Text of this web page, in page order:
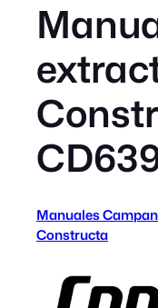
Manuales
Constructa